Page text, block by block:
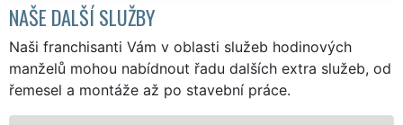
NAŠE DALŠÍ SLUŽBY
Naši franchisanti Vám v oblasti služeb hodinových
manželů mohou nabídnout řadu dalších extra služeb, od
řemesel a montáže až po stavební práce.